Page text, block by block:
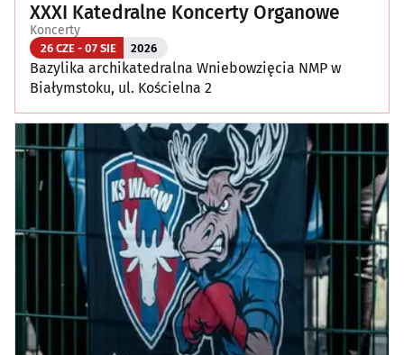
XXXI Katedralne Koncerty Organowe
Koncerty
26 CZE - 07 SIE 2026
Bazylika archikatedralna Wniebowzięcia NMP w
Białymstoku, ul. Kościelna 2